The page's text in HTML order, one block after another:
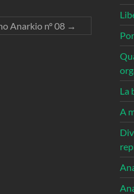
Anarkio nº 08 →
La
A